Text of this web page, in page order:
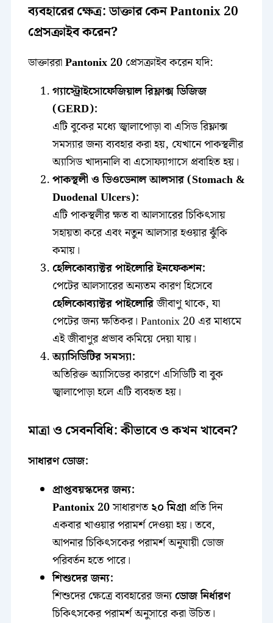
ব্যবহারের ক্ষেত্র: ডাক্তার কেন Pantonix 20
প্রেসক্রাইব করেন?
ডাক্তাররাPantonix 20প্রেসক্রাইব করেন যদি:
গ্যাস্ট্রোইসোফেজিয়াল রিফ্লাক্স ডিজিজ
(GERD):
এটি বুকের মধ্যে জ্বালাপোড়া বা এসিড রিফ্লাক্স
সমস্যার জন্য ব্যবহার করা হয়, যেখানে পাকস্থলীর
অ্যাসিড খাদ্যনালি বা এসোফ্যাগাসে প্রবাহিত হয়।
পাকস্থলী ও ডিওডেনাল আলসার (Stomach &
Duodenal Ulcers):
এটি পাকস্থলীর ক্ষত বা আলসারের চিকিৎসায়
সহায়তা করে এবং নতুন আলসার হওয়ার ঝুঁকি
কমায়।
হেলিকোব্যাক্টর পাইলোরি ইনফেকশন:
পেটের আলসারের অন্যতম কারণ হিসেবে
হেলিকোব্যাক্টর পাইলোরিজীবাণু থাকে, যা
পেটের জন্য ক্ষতিকর। Pantonix 20 এর মাধ্যমে
এই জীবাণুর প্রভাব কমিয়ে দেয়া যায়।
অ্যাসিডিটির সমস্যা:
অতিরিক্ত অ্যাসিডের কারণে এসিডিটি বা বুক
জ্বালাপোড়া হলে এটি ব্যবহৃত হয়।
মাত্রা ও সেবনবিধি: কীভাবে ও কখন খাবেন?
সাধারণ ডোজ:
প্রাপ্তবয়স্কদের জন্য:
Pantonix 20সাধারণত২০ মিগ্রা প্রতি দিন
একবার খাওয়ার পরামর্শ দেওয়া হয়। তবে,
আপনার চিকিৎসকের পরামর্শ অনুযায়ী ডোজ
পরিবর্তন হতে পারে।
শিশুদের জন্য:
শিশুদের ক্ষেত্রে ব্যবহারের জন্যডোজ নির্ধারণ
চিকিৎসকের পরামর্শ অনুসারে করা উচিত।